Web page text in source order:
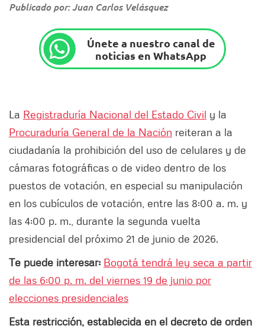
Publicado por: Juan Carlos Velásquez
Únete a nuestro canal de
noticias en WhatsApp
La Registraduría Nacional del Estado Civil y la
Procuraduría General de la Nación reiteran a la
ciudadanía la prohibición del uso de celulares y de
cámaras fotográficas o de video dentro de los
puestos de votación, en especial su manipulación
en los cubículos de votación, entre las 8:00 a. m. y
las 4:00 p. m., durante la segunda vuelta
presidencial del próximo 21 de junio de 2026.
Te puede interesar: Bogotá tendrá ley seca a partir
de las 6:00 p. m. del viernes 19 de junio por
elecciones presidenciales
Esta restricción, establecida en el decreto de orden